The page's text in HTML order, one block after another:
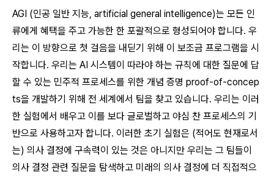
AGI (인공 일반 지능, artificial general intelligence)는 모든 인
류에게 혜택을 주고 가능한 한 포괄적으로 형성되어야 합니다. 우
리는 이 방향으로 첫 걸음을 내딛기 위해 이 보조금 프로그램을 시
작합니다. 우리는 AI 시스템이 따라야 하는 규칙에 대한 질문에 답
할 수 있는 민주적 프로세스를 위한 개념 증명 proof-of-concep
ts을 개발하기 위해 전 세계에서 팀을 찾고 있습니다. 우리는 이러
한 실험에서 배우고 이를 보다 글로벌하고 야심 찬 프로세스의 기
반으로 사용하고자 합니다. 이러한 초기 실험은 (적어도 현재로서
는) 의사 결정에 구속력이 있는 것은 아니지만 우리는 그 팀들이
의사 결정 관련 질문을 탐색하고 미래의 의사 결정에 더 직접적으